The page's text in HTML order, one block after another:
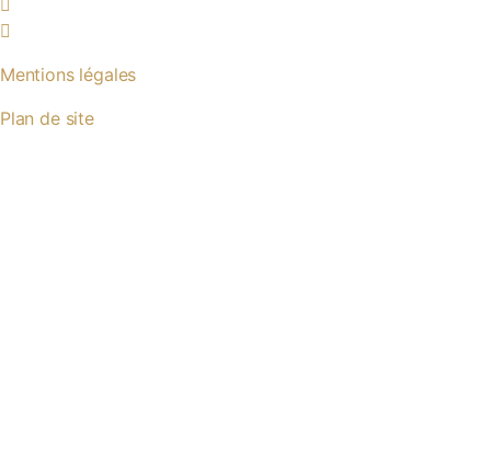
Mentions légales
Plan de site